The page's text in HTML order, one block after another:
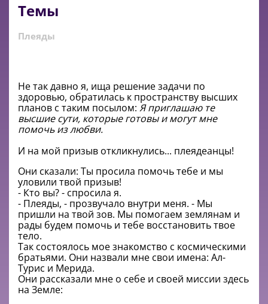
Темы
Плеяды
Не так давно я, ища решение задачи по
здоровью, обратилась к пространству высших
планов с таким посылом: Я приглашаю те
высшие сути, которые готовы и могут мне
помочь из любви.
И на мой призыв откликнулись... плеядеанцы!
Они сказали: Ты просила помочь тебе и мы
уловили твой призыв!
- Кто вы? - спросила я.
- Плеяды, - прозвучало внутри меня. - Мы
пришли на твой зов. Мы помогаем землянам и
рады будем помочь и тебе восстановить твое
тело.
Так состоялось мое знакомство с космическими
братьями. Они назвали мне свои имена: Ал-
Турис и Мерида.
Они рассказали мне о себе и своей миссии здесь
на Земле: